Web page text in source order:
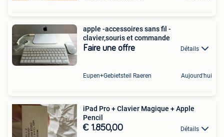
apple -accessoires sans fil -
clavier,souris et commande
Faire une offre Détails
Eupen+Gebietsteil Raeren Aujourd'hui
iPad Pro + Clavier Magique + Apple
Pencil
€ 1.850,00 Détails